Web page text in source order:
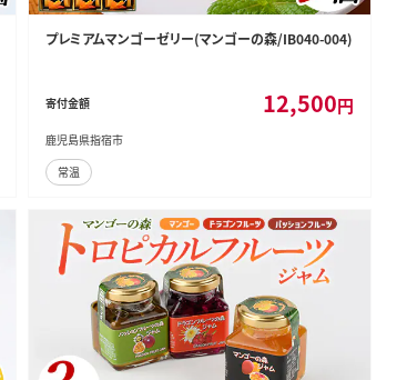
プレミアムマンゴーゼリー(マンゴーの森/IB040-004)
寄付金額 12,500円
鹿児島県指宿市
常温